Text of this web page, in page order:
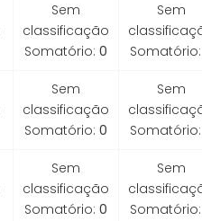
Sem
classificação
Somatório: 0
Sem
Somatório:
Sem
classificação
Somatório: 0
Sem
Somatório:
Sem
classificação
Somatório: 0
Sem
Somatório: